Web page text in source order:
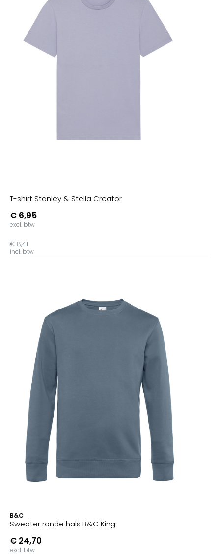
T-shirt Stanley & Stella Creator
€ 6,95
excl. btw
€ 8,41
incl. btw
B&C
Sweater ronde hals B&C King
€ 24,70
excl. btw